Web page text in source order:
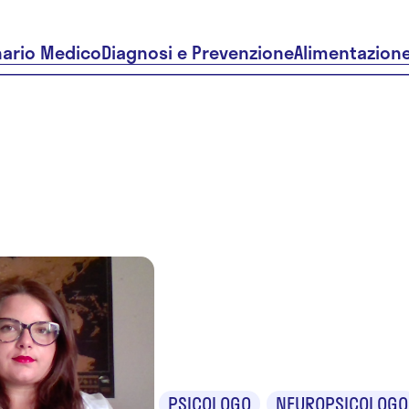
MedicoDiagnosi e Prevenzione
PSICOLOGO NEUROPSICOLOGO